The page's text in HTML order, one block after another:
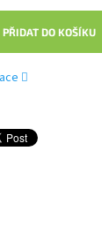
PŘIDAT DO KOŠÍKU